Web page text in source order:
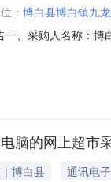
： 博白县博白镇九
、采购人名称：
lenovo昭阳
脑的网上超市
博白县
通讯电子